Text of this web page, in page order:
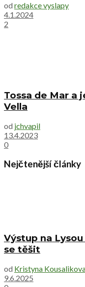
od redakce vyslapy
4.1.2024
2
Tossa de Mar a
Vella
od jchvapil
13.4.2023
0
Nejčtenější články
Výstup na
se těšit
od Kristyna
9.6.2025